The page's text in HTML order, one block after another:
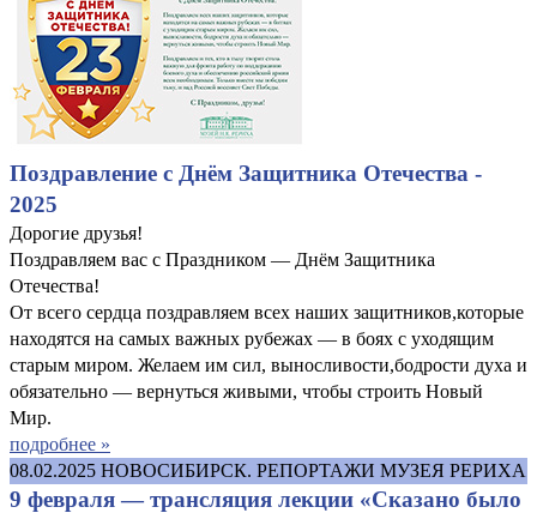
Поздравление с Днём Защитника Отечества -
2025
Дорогие друзья!
Поздравляем вас с Праздником — Днём Защитника
Отечества!
От всего сердца поздравляем всех наших защитников,которые
находятся на самых важных рубежах — в боях с уходящим
старым миром. Желаем им сил, выносливости,бодрости духа и
обязательно — вернуться живыми, чтобы строить Новый
Мир.
подробнее »
08.02.2025 НОВОСИБИРСК. РЕПОРТАЖИ МУЗЕЯ РЕРИХА
9 февраля — трансляция лекции «Сказано было